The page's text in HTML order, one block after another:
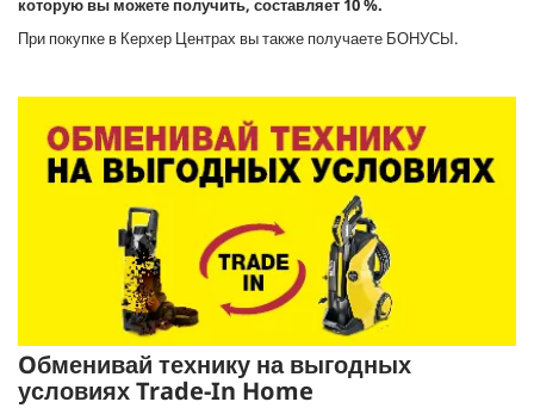
которую вы можете получить, составляет 10 %.
При покупке в Керхер Центрах вы также получаете БОНУСЫ.
Oбменивай технику на выгодных
условиях Trade-In Home